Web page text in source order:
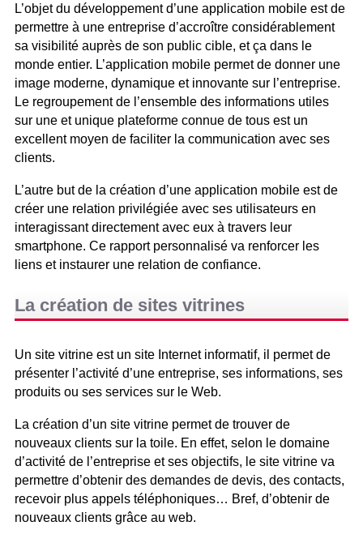
L’objet du développement d’une application mobile est de
permettre à une entreprise d’accroître considérablement
sa visibilité auprès de son public cible, et ça dans le
monde entier. L’application mobile permet de donner une
image moderne, dynamique et innovante sur l’entreprise.
Le regroupement de l’ensemble des informations utiles
sur une et unique plateforme connue de tous est un
excellent moyen de faciliter la communication avec ses
clients.
L’autre but de la création d’une application mobile est de
créer une relation privilégiée avec ses utilisateurs en
interagissant directement avec eux à travers leur
smartphone. Ce rapport personnalisé va renforcer les
liens et instaurer une relation de confiance.
La création de sites vitrines
Un site vitrine est un site Internet informatif, il permet de
présenter l’activité d’une entreprise, ses informations, ses
produits ou ses services sur le Web.
La création d’un site vitrine permet de trouver de
nouveaux clients sur la toile. En effet, selon le domaine
d’activité de l’entreprise et ses objectifs, le site vitrine va
permettre d’obtenir des demandes de devis, des contacts,
recevoir plus appels téléphoniques… Bref, d’obtenir de
nouveaux clients grâce au web.